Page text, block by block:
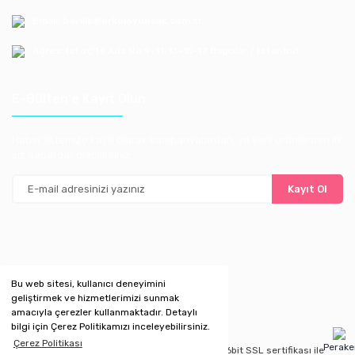
Bu web sitesi, kullanıcı deneyimini
geliştirmek ve hizmetlerimizi sunmak
amacıyla çerezler kullanmaktadır. Detaylı
bilgi için Çerez Politikamızı inceleyebilirsiniz.
Çerez Politikası
Kayıt Ol
Copyright 2020 © Kredi kartı bilgileriniz 256bit SSL sertifikası ile